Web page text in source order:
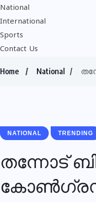
National
International
Sports
Contact Us
Home National
NATIONAL TRENDING
തന്നോട്